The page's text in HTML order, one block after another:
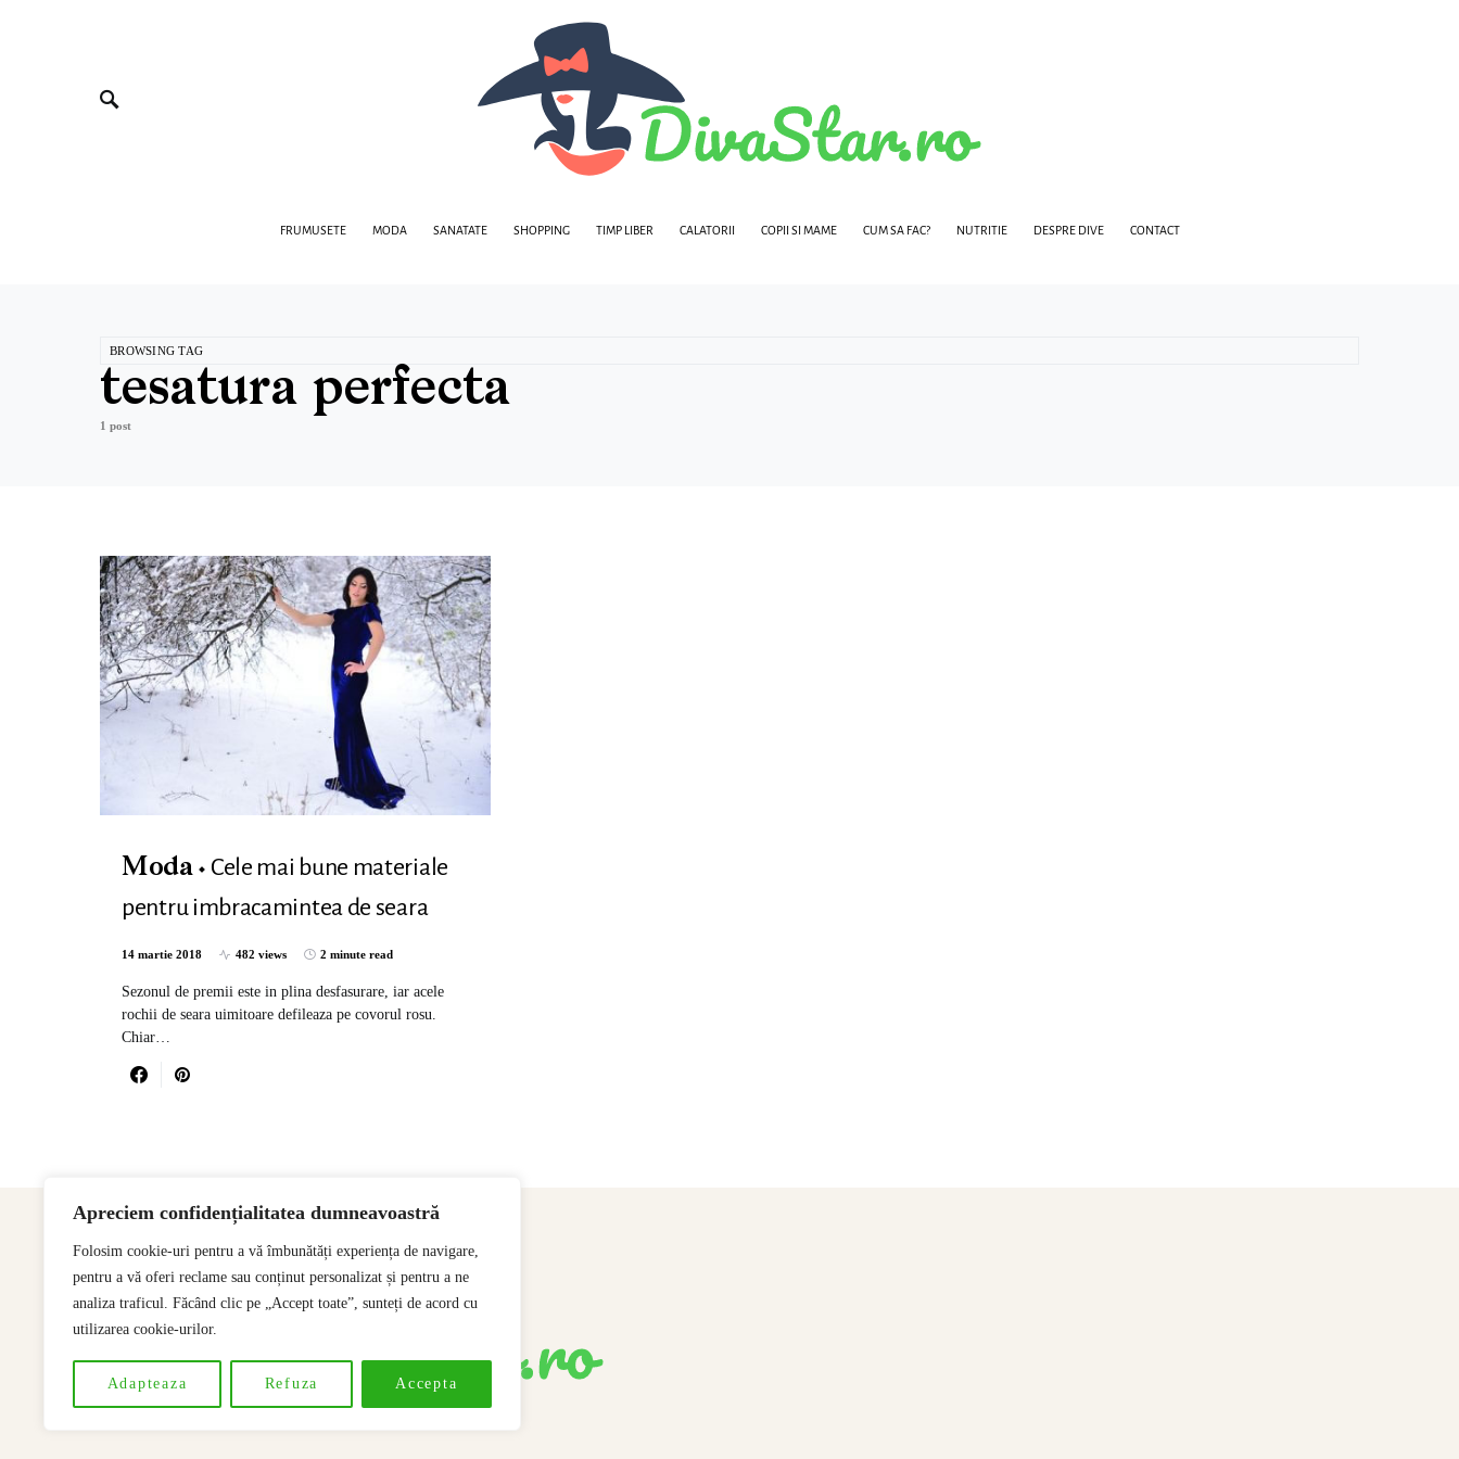
Apreciem confidențialitatea dumneavoastră
Folosim cookie-uri pentru a vă îmbunătăți experiența de navigare,
pentru a vă oferi reclame sau conținut personalizat și pentru a ne
analiza traficul. Făcând clic pe „Accept toate”, sunteți de acord cu
utilizarea cookie-urilor.
Adapteaza Refuza Accepta
FRUMUSETE MODA SANATATE SHOPPING TIMP LIBER CALATORII COPII SI MAME CUM SA FAC? NUTRITIE DESPRE DIVE CONTACT
BROWSING TAG
tesatura perfecta
1 post
Moda
Cele mai bune materiale
pentru imbracamintea de seara
14 martie 2018 482 views 2 minute read
Sezonul de premii este in plina desfasurare, iar acele
rochii de seara uimitoare defileaza pe covorul rosu.
Chiar…
Designed & Developed bySSeoP